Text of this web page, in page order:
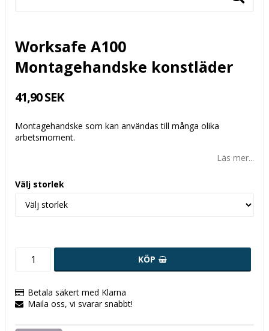
Worksafe A100
Montagehandske konstläder
41,90 SEK
Montagehandske som kan användas till många olika
arbetsmoment.
Läs mer...
Välj storlek
KÖP
Betala säkert med Klarna
Maila oss, vi svarar snabbt!